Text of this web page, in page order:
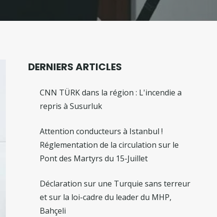
DERNIERS ARTICLES
CNN TÜRK dans la région : L'incendie a
repris à Susurluk
Attention conducteurs à Istanbul !
Réglementation de la circulation sur le
Pont des Martyrs du 15-Juillet
Déclaration sur une Turquie sans terreur
et sur la loi-cadre du leader du MHP,
Bahçeli